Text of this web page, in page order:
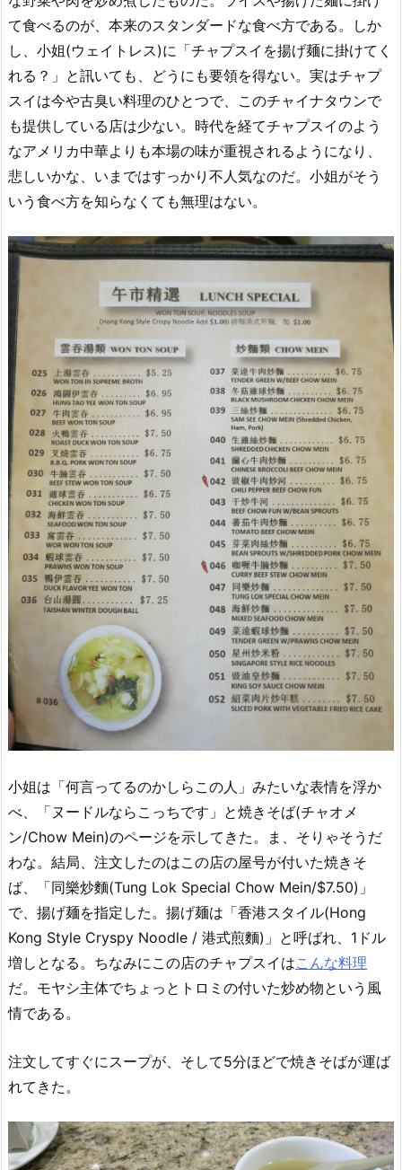
て食べるのが、本来のスタンダードな食べ方である。しか
し、小姐(ウェイトレス)に「チャプスイを揚げ麺に掛けてく
れる？」と訊いても、どうにも要領を得ない。実はチャプ
スイは今や古臭い料理のひとつで、このチャイナタウンで
も提供している店は少ない。時代を経てチャプスイのよう
なアメリカ中華よりも本場の味が重視されるようになり、
悲しいかな、いまではすっかり不人気なのだ。小姐がそう
いう食べ方を知らなくても無理はない。
小姐は「何言ってるのかしらこの人」みたいな表情を浮か
べ、「ヌードルならこっちです」と焼きそば(チャオメ
ン/Chow Mein)のページを示してきた。ま、そりゃそうだ
わな。結局、注文したのはこの店の屋号が付いた焼きそ
ば、「同樂炒麵(Tung Lok Special Chow Mein/$7.50)」
で、揚げ麺を指定した。揚げ麺は「香港スタイル(Hong
Kong Style Cryspy Noodle / 港式煎麵)」と呼ばれ、1ドル
増しとなる。ちなみにこの店のチャプスイはこんな料理
だ。モヤシ主体でちょっとトロミの付いた炒め物という風
情である。
注文してすぐにスープが、そして5分ほどで焼きそばが運ば
れてきた。